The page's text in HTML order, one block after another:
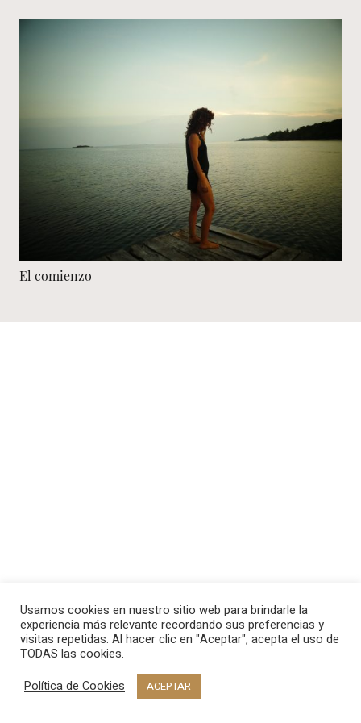
El comienzo
Usamos cookies en nuestro sitio web para brindarle la
experiencia más relevante recordando sus preferencias y
visitas repetidas. Al hacer clic en "Aceptar", acepta el uso de
TODAS las cookies.
Política de Cookies
ACEPTAR